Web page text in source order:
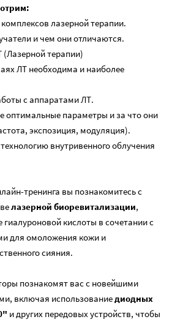
лазерной терапии.
и чем они отличаются.
терапии)
ЛТ необходима и наиболее
с аппаратами ЛТ.
оптимальные параметры и за что они
экспозиция, модуляция).
внутривенного облучения
тренинга вы познакомитесь с
лазерной биоревитализации,
кислоты в сочетании с
для омоложения кожи и
сияния.
познакомят вас с новейшими
включая использование диодных
и других передовых устройств, чтобы